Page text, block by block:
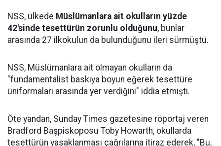
NSS, ülkede Müslümanlara ait okulların yüzde
42'sinde tesettürün zorunlu olduğunu, bunlar
arasında 27 ilkokulun da bulunduğunu ileri sürmüştü.
NSS, Müslümanlara ait olmayan okulların da
"fundamentalist baskıya boyun eğerek tesettüre
üniformaları arasında yer verdiğini" iddia etmişti.
Öte yandan, Sunday Times gazetesine röportaj veren
Bradford Başpiskoposu Toby Howarth, okullarda
tesettürün yasaklanması çağrılarına itiraz ederek, "Bu,